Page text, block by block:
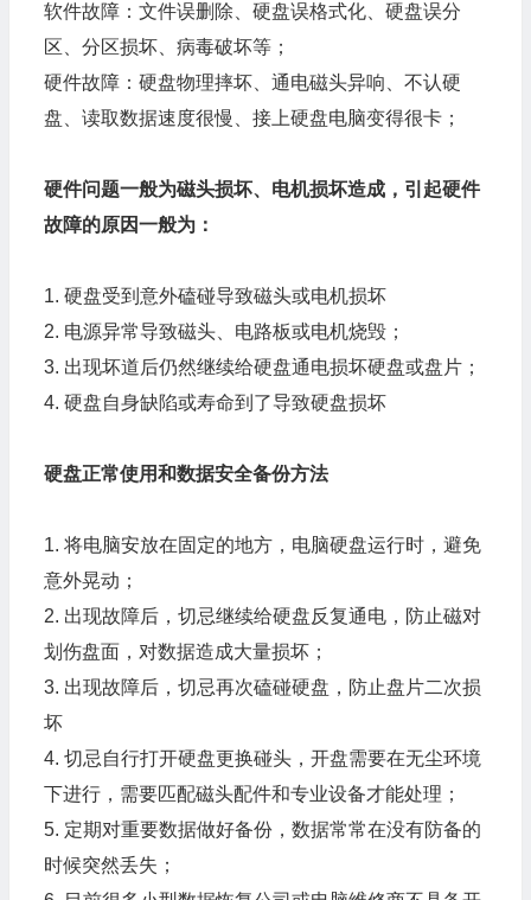
软件故障：文件误删除、硬盘误格式化、硬盘误分
区、分区损坏、病毒破坏等；
硬件故障：硬盘物理摔坏、通电磁头异响、不认硬
盘、读取数据速度很慢、接上硬盘电脑变得很卡；
硬件问题一般为磁头损坏、电机损坏造成，引起硬件
故障的原因一般为：
1. 硬盘受到意外磕碰导致磁头或电机损坏
2. 电源异常导致磁头、电路板或电机烧毁；
3. 出现坏道后仍然继续给硬盘通电损坏硬盘或盘片；
4. 硬盘自身缺陷或寿命到了导致硬盘损坏
硬盘正常使用和数据安全备份方法
1. 将电脑安放在固定的地方，电脑硬盘运行时，避免
意外晃动；
2. 出现故障后，切忌继续给硬盘反复通电，防止磁对
划伤盘面，对数据造成大量损坏；
3. 出现故障后，切忌再次磕碰硬盘，防止盘片二次损
坏
4. 切忌自行打开硬盘更换碰头，开盘需要在无尘环境
下进行，需要匹配磁头配件和专业设备才能处理；
5. 定期对重要数据做好备份，数据常常在没有防备的
时候突然丢失；